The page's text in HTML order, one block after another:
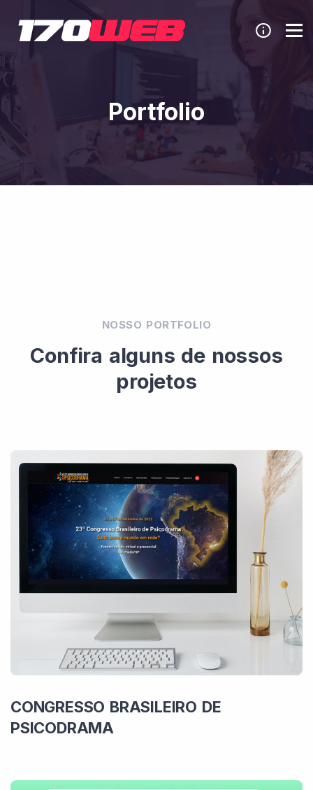
Portfolio
NOSSO PORTFOLIO
Confira alguns de nossos
projetos
CONGRESSO BRASILEIRO DE
PSICODRAMA